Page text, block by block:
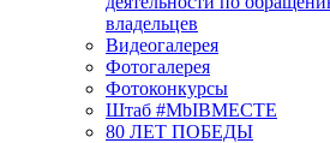
владельцев
Видеогалерея
Фотогалерея
Фотоконкурсы
Штаб #MbIBMECTE
80 ЛЕТ ПОБЕДЫ